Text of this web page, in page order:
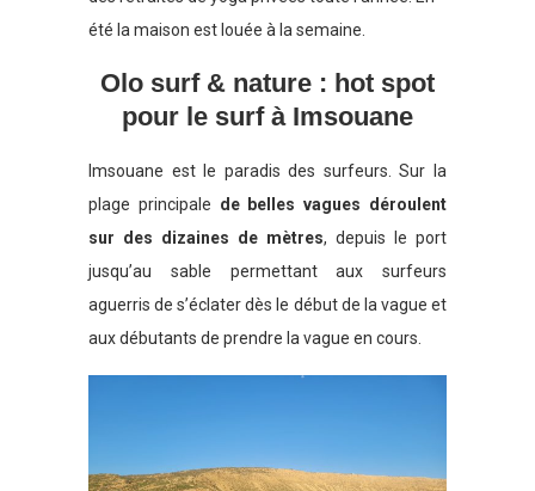
été la maison est louée à la semaine.
Olo surf & nature : hot spot
pour le surf à Imsouane
Imsouane est le paradis des surfeurs. Sur la
plage principale de belles vagues déroulent
sur des dizaines de mètres, depuis le port
jusqu’au sable permettant aux surfeurs
aguerris de s’éclater dès le début de la vague et
aux débutants de prendre la vague en cours.